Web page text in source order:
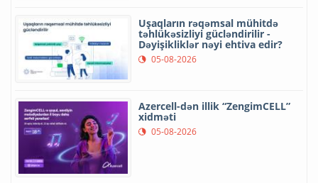
Uşaqların rəqəmsal mühitdə
təhlükəsizliyi gücləndirilir -
Dəyişikliklər nəyi ehtiva edir?
05-08-2026
Azercell-dən illik “ZengimCELL”
xidməti
05-08-2026